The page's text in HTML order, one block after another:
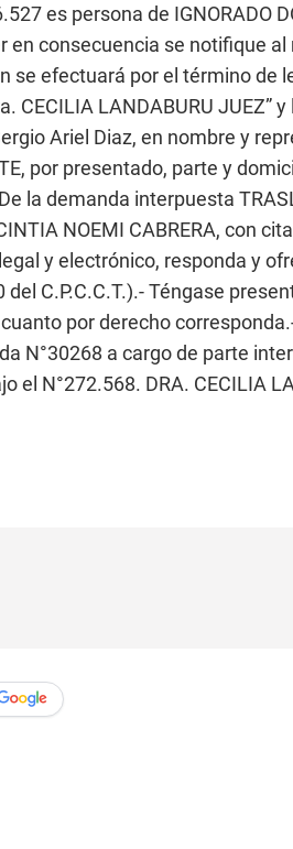
es persona de IGNORADO
en consecuencia se notifique al
se efectuará por el término de
CECILIA LANDABURU JUEZ”
Ariel Diaz, en nombre y
por presentado, parte y
la demanda interpuesta
NOEMI CABRERA, con
y electrónico, responda y
C.P.C.C.T.).- Téngase
por derecho
N°30268 a cargo de parte
el N°272.568. DRA. CECILIA